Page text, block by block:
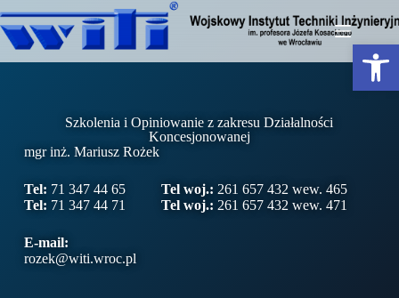
Otwórz pasek narzędzi
Szkolenia i Opiniowanie z zakresu Działalności
Koncesjonowanej
mgr inż. Mariusz Rożek
Tel: 71 347 44 65 Tel woj.: 261 657 432 wew. 465
Tel: 71 347 44 71 Tel woj.: 261 657 432 wew. 471
E-mail:
rozek@witi.wroc.pl